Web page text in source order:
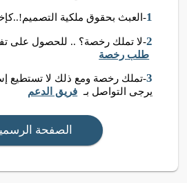
1-العبث بحقوق ملكية
2-لا تملك رخصة؟ .. للحصول على
طلب رخصة
3-تملك رخصة ومع ذلك لا تستطيع
يرجى التواصل بـ فريق الدعم
الصفحة